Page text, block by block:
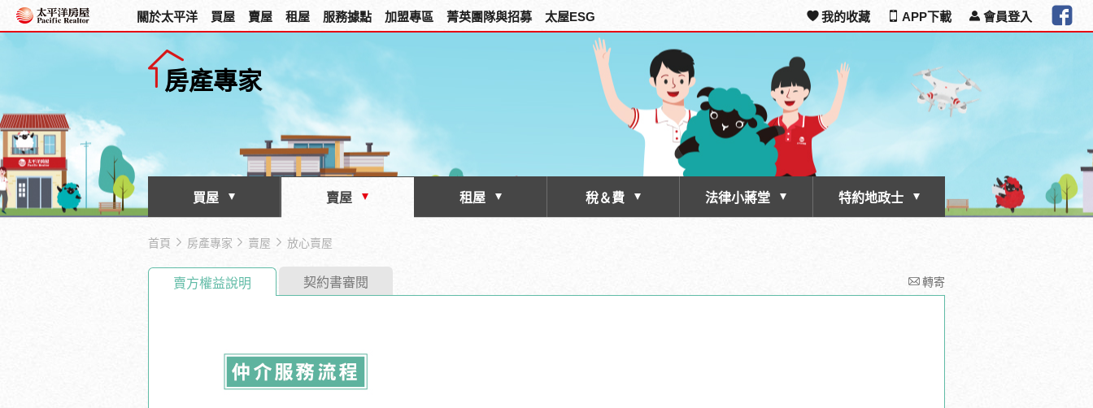
關於太平洋 買屋 賣屋 租屋 服務據點 加盟專區 菁英團隊與招募 太屋ESG 我的收藏 APP下載 會員登入
房產專家
買屋 賣屋 租屋 稅＆費 法律小蔣堂 特約地政士
首頁 房產專家 賣屋 放心賣屋
轉寄
賣方權益說明 契約書審閱